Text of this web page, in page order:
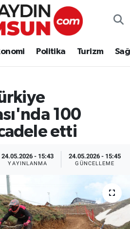
Politika Turizm
100
etti
24.05.2026 - 15:43
YAYINLANMA
24.05.2026 - 15:45
GÜNCELLEME
ve Fikstür